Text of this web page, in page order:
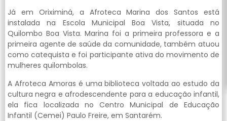
Já em Oriximiná, a Afroteca Marina dos Santos está
instalada na Escola Municipal Boa Vista, situada no
Quilombo Boa Vista. Marina foi a primeira professora e a
primeira agente de saúde da comunidade, também atuou
como catequista e foi participante ativa do movimento de
mulheres quilombolas.
A Afroteca Amoras é uma biblioteca voltada ao estudo da
cultura negra e afrodescendente para a educação infantil,
ela fica localizada no Centro Municipal de Educação
Infantil (Cemei) Paulo Freire, em Santarém.